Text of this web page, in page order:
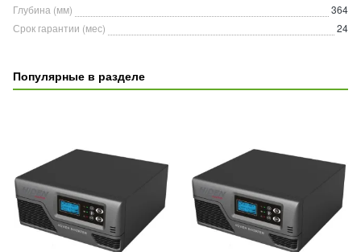
Глубина (мм)
364
Срок гарантии (мес)
24
Популярные в разделе